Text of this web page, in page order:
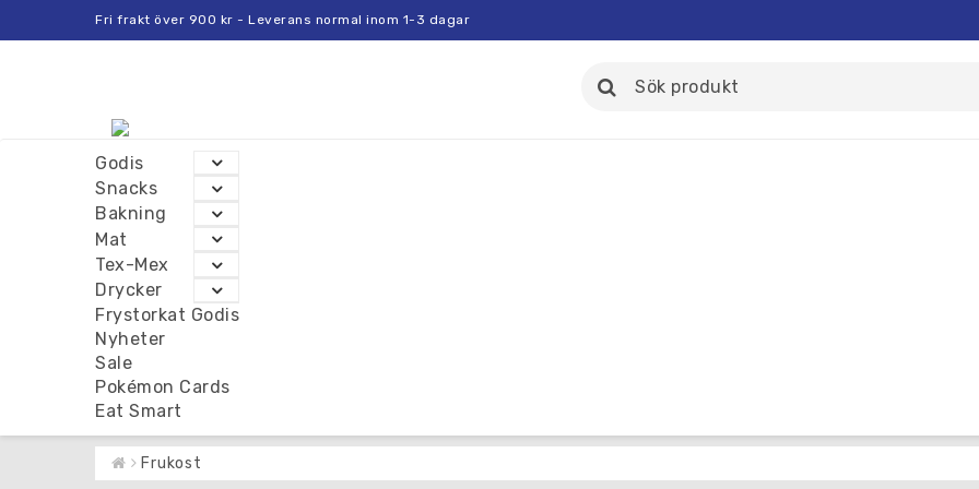
Fri frakt över 900 kr - Leverans normal inom 1-3 dagar
Godis
Snacks
Bakning
Mat
Tex-Mex
Drycker
Frystorkat Godis
Nyheter
Sale
Pokémon Cards
Eat Smart
Frukost